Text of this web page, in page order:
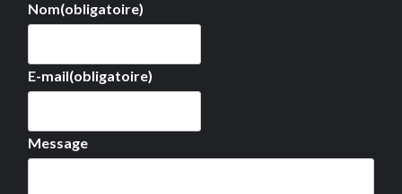
Nom(obligatoire)
E-mail(obligatoire)
Message